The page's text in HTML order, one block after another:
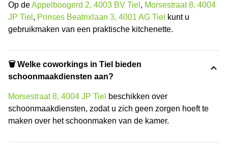
Op deAppelboogerd 2, 4003 BV Tiel , Morsestraat 8, 4004
JP Tiel , Prinses Beatrixlaan 3, 4001 AG Tiel kunt u
gebruikmaken van een praktische kitchenette.
🗑 Welke coworkings in Tiel bieden
schoonmaakdiensten aan?
Morsestraat 8, 4004 JP Tiel beschikken over
schoonmaakdiensten, zodat u zich geen zorgen hoeft te
maken over het schoonmaken van de kamer.